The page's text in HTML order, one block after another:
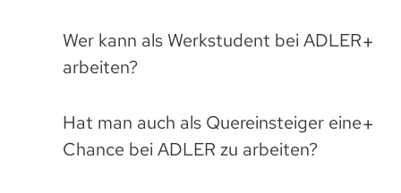
Wer kann als Werkstudent bei ADLER
arbeiten?
Hat man auch als Quereinsteiger eine
Chance bei ADLER zu arbeiten?